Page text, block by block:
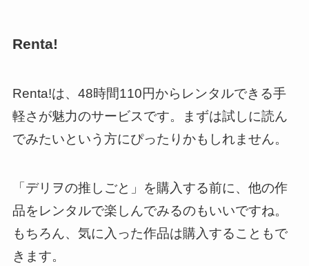
Renta!
Renta!は、48時間110円からレンタルできる手
軽さが魅力のサービスです。まずは試しに読ん
でみたいという方にぴったりかもしれません。
「デリヲの推しごと」を購入する前に、他の作
品をレンタルで楽しんでみるのもいいですね。
もちろん、気に入った作品は購入することもで
きます。